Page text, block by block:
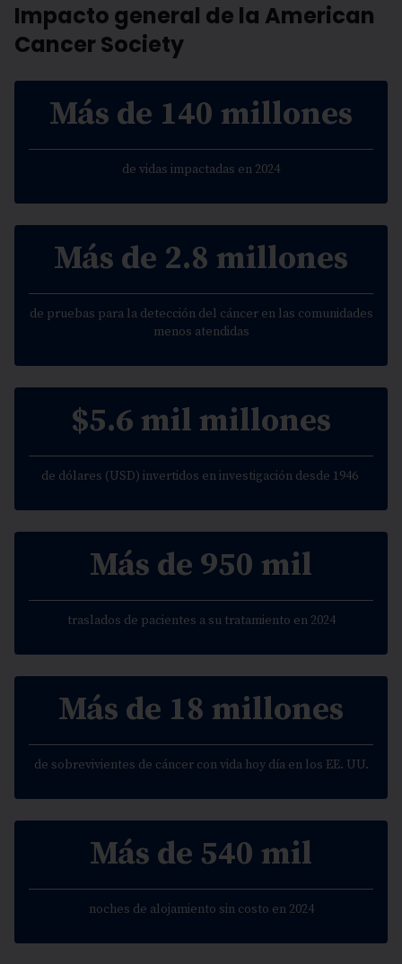
Impacto general de la American
Cancer Society
Más de 140 millones
de vidas impactadas en 2024
Más de 2.8 millones
de pruebas para la detección del cáncer en las comunidades
menos atendidas
$5.6 mil millones
de dólares (USD) invertidos en investigación desde 1946
Más de 950 mil
traslados de pacientes a su tratamiento en 2024
Más de 18 millones
de sobrevivientes de cáncer con vida hoy día en los EE. UU.
Más de 540 mil
noches de alojamiento sin costo en 2024